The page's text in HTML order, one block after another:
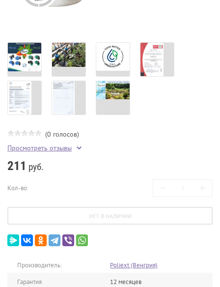
(0 голосов)
Просмотреть отзывы
211 руб.
Кол-во:
НЕТ В НАЛИЧИИ
Производитель:
Poliext (Венгрия)
Гарантия
12 месяцев